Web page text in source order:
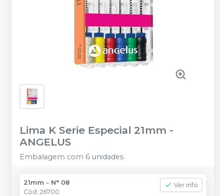
Lima K Serie Especial 21mm -
ANGELUS
Embalagem com 6 unidades.
21mm - N° 08
Cód. 26700
Ver info